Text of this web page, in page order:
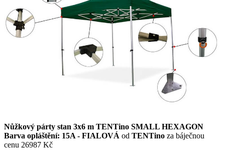
Nůžkový párty stan 3x6 m TENTino SMALL HEXAGON
Barva opláštění: 15A - FIALOVÁ od TENTino za báječnou
cenu 26987 Kč